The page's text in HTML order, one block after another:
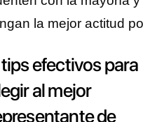
–Mantener
de los clientes